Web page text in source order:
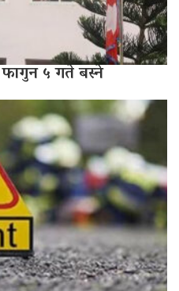
५ गते बस्ने